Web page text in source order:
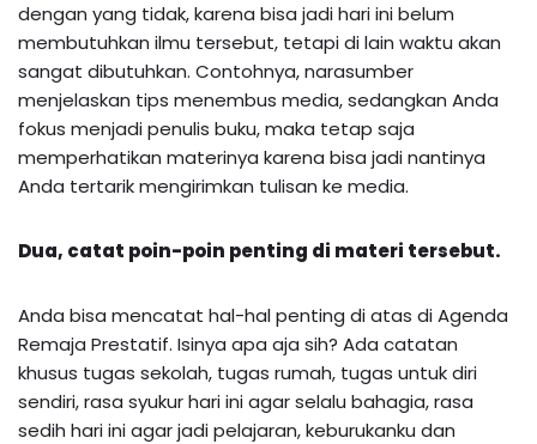
dengan yang tidak, karena bisa jadi hari ini belum
membutuhkan ilmu tersebut, tetapi di lain waktu akan
sangat dibutuhkan. Contohnya, narasumber
menjelaskan tips menembus media, sedangkan Anda
fokus menjadi penulis buku, maka tetap saja
memperhatikan materinya karena bisa jadi nantinya
Anda tertarik mengirimkan tulisan ke media.
Dua, catat poin-poin penting di materi tersebut.
Anda bisa mencatat hal-hal penting di atas di Agenda
Remaja Prestatif. Isinya apa aja sih? Ada catatan
khusus tugas sekolah, tugas rumah, tugas untuk diri
sendiri, rasa syukur hari ini agar selalu bahagia, rasa
sedih hari ini agar jadi pelajaran, keburukanku dan